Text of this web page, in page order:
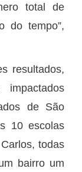
total de
do tempo”,
resultados,
de São
10 escolas
todas
bairro um